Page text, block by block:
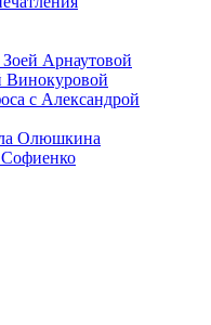
Арнаутовой
Винокуровой
с Александрой
Олюшкина